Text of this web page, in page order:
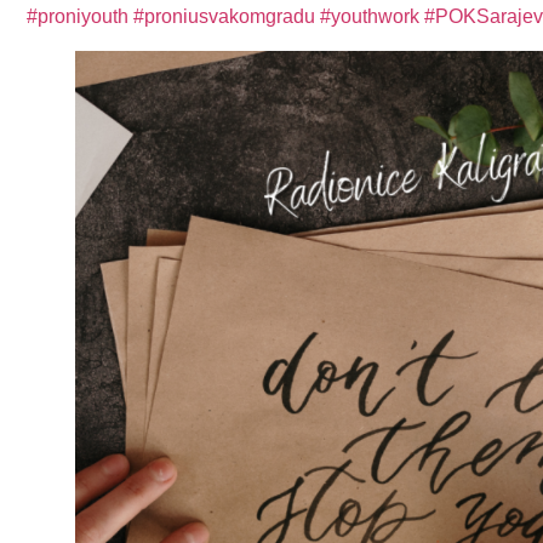
#proniyouth #proniusvakomgradu #youthwork